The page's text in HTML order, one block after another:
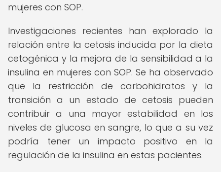
mujeres con SOP.
Investigaciones recientes han explorado la
relación entre la cetosis inducida por la dieta
cetogénica y la mejora de la sensibilidad a la
insulina en mujeres con SOP. Se ha observado
que la restricción de carbohidratos y la
transición a un estado de cetosis pueden
contribuir a una mayor estabilidad en los
niveles de glucosa en sangre, lo que a su vez
podría tener un impacto positivo en la
regulación de la insulina en estas pacientes.